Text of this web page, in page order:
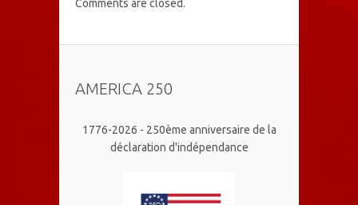
Comments are closed.
AMERICA 250
1776-2026 - 250ème anniversaire de la
déclaration d'indépendance